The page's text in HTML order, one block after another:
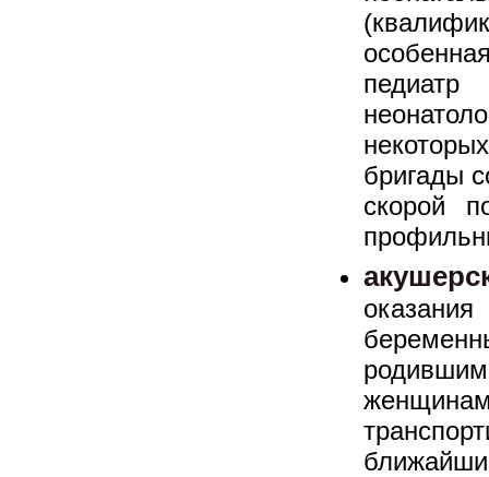
бригады
скорой